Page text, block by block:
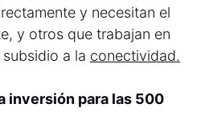
y necesitan el
y otros que trabajan en
a la conectividad.
inversión para las 500